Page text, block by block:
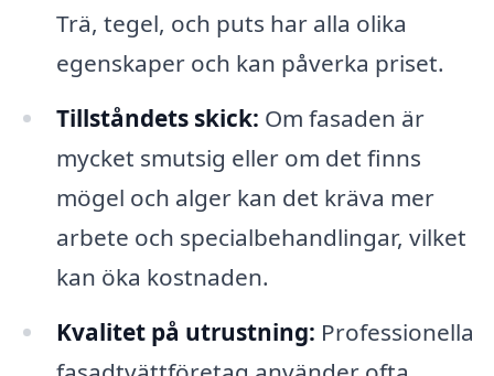
Trä, tegel, och puts har alla olika
egenskaper och kan påverka priset.
Tillståndets skick: Om fasaden är
mycket smutsig eller om det finns
mögel och alger kan det kräva mer
arbete och specialbehandlingar, vilket
kan öka kostnaden.
Kvalitet på utrustning: Professionella